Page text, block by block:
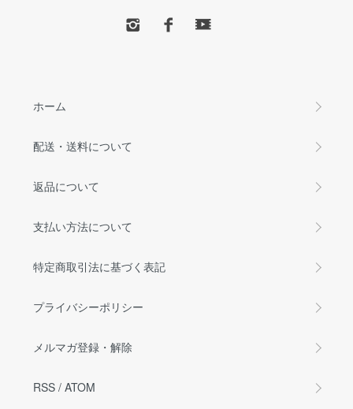
ホーム
配送・送料について
返品について
支払い方法について
特定商取引法に基づく表記
プライバシーポリシー
メルマガ登録・解除
RSS /ATOM